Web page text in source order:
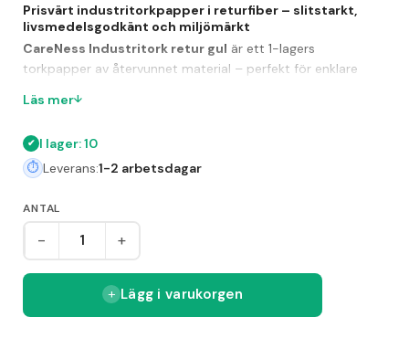
Prisvärt industritorkpapper i returfiber – slitstarkt,
livsmedelsgodkänt och miljömärkt
CareNess Industritork retur gul är ett 1-lagers
torkpapper av återvunnet material – perfekt för enklare
fokus.
Läs mer
I lager: 10
Leverans:1-2 arbetsdagar
ANTAL
- +
Lägg i varukorgen